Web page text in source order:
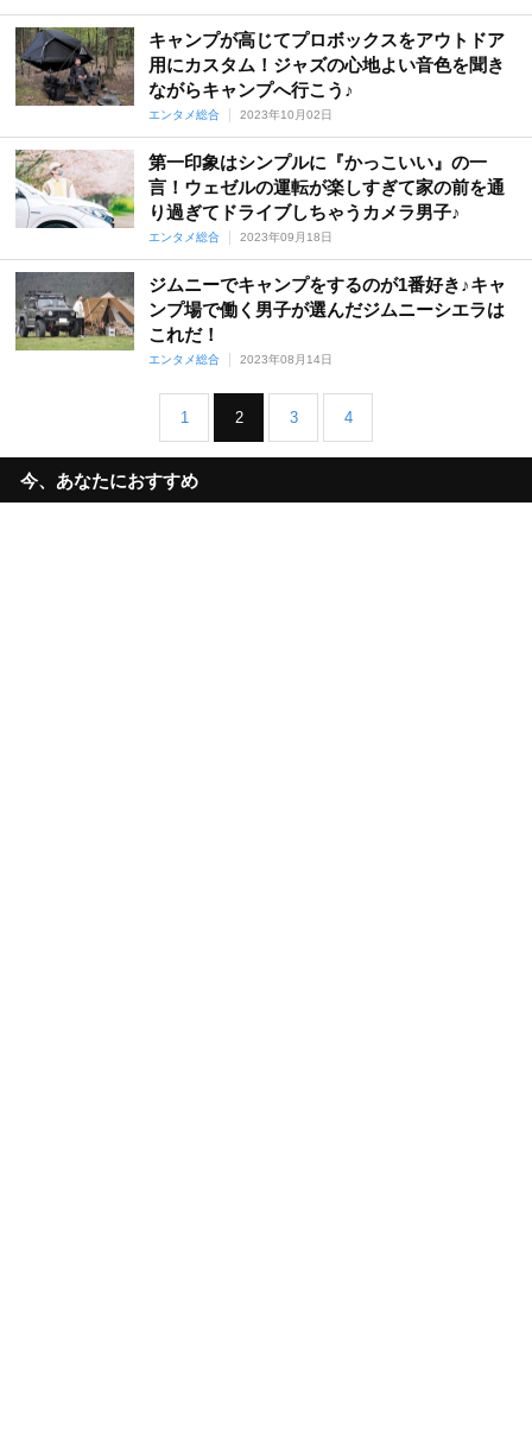
キャンプが高じてプロボックスをアウトドア
用にカスタム！ジャズの心地よい音色を聞き
ながらキャンプへ行こう♪
エンタメ総合 2023年10月02日
第一印象はシンプルに『かっこいい』の一
言！ウェゼルの運転が楽しすぎて家の前を通
り過ぎてドライブしちゃうカメラ男子♪
エンタメ総合 2023年09月18日
ジムニーでキャンプをするのが1番好き♪キャ
ンプ場で働く男子が選んだジムニーシエラは
これだ！
エンタメ総合 2023年08月14日
1 2 3 4
今、あなたにおすすめ